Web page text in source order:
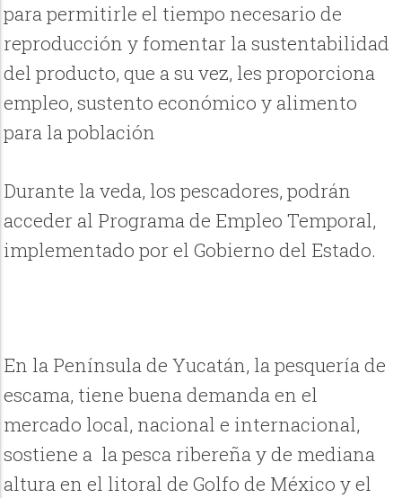
para permitirle el tiempo necesario de
reproducción y fomentar la sustentabilidad
del producto, que a su vez, les proporciona
empleo, sustento económico y alimento
para la población
Durante la veda, los pescadores, podrán
acceder al Programa de Empleo Temporal,
implementado por el Gobierno del Estado.
En la Península de Yucatán, la pesquería de
escama, tiene buena demanda en el
mercado local, nacional e internacional,
sostiene a la pesca ribereña y de mediana
altura en el litoral de Golfo de México y el